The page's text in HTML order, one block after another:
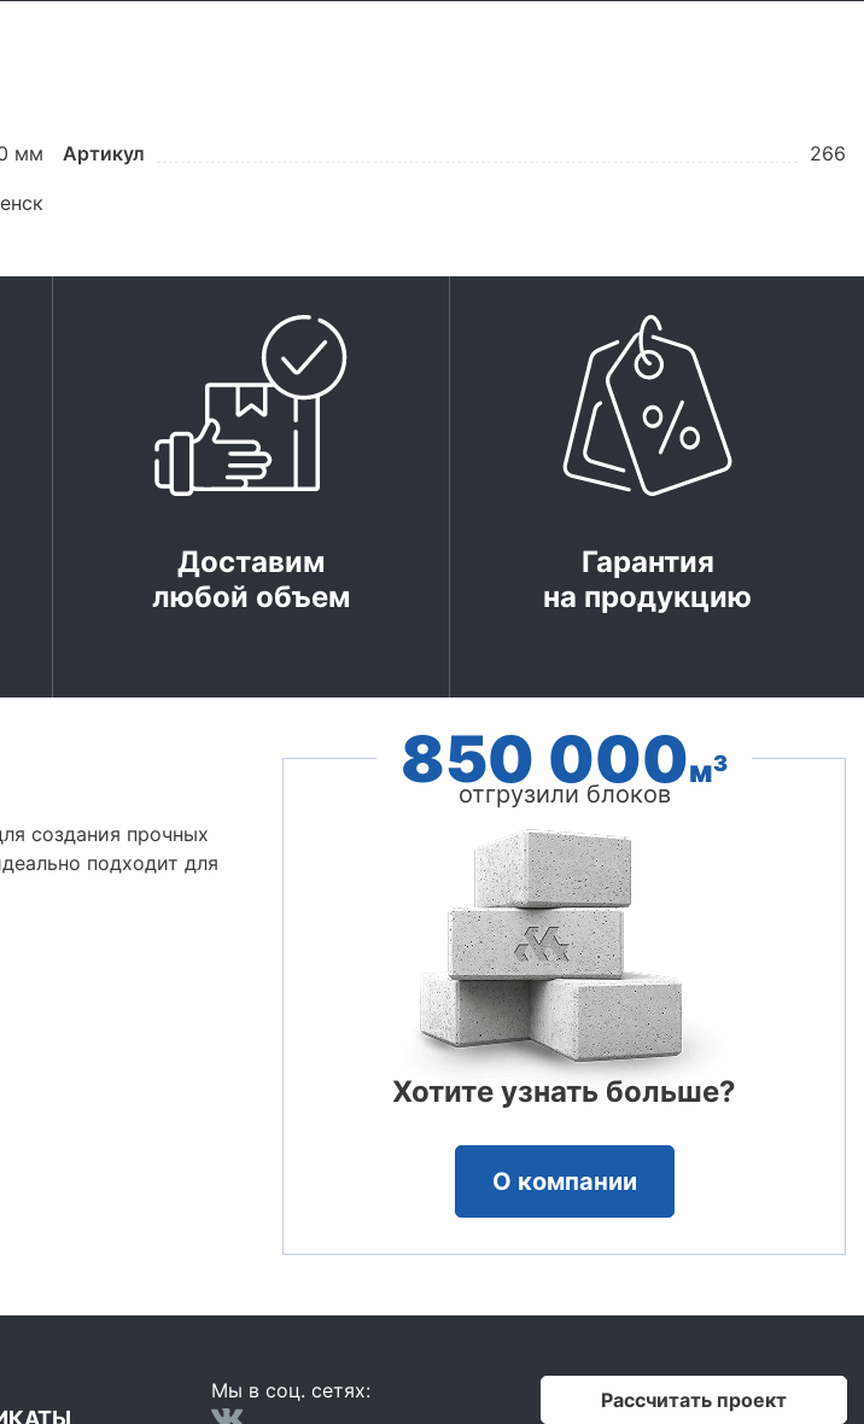
мм Артикул 266
Доставим
любой объем
Гарантия
на продукцию
создания прочных
подходит для
850 000м3
отгрузили блоков
Хотите узнать больше?
О компании
Мы в соц. сетях: Рассчитать проект